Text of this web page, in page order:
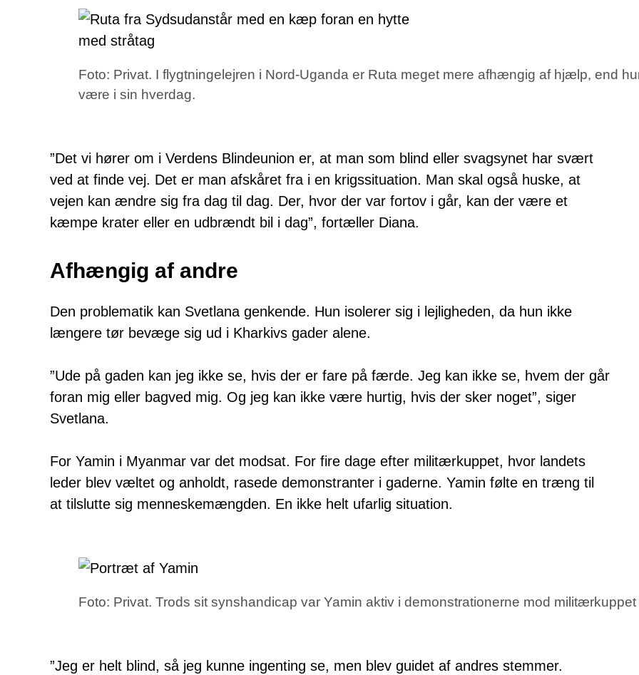
Foto: Privat. I flygtningelejren i Nord-Uganda er Ruta meget mere afhængig af hjælp, end
være i sin hverdag.
”Det vi hører om i Verdens Blindeunion er, at man som blind eller svagsynet har svært
ved at finde vej. Det er man afskåret fra i en krigssituation. Man skal også huske, at
vejen kan ændre sig fra dag til dag. Der, hvor der var fortov i går, kan der være et
kæmpe krater eller en udbrændt bil i dag”, fortæller Diana.
Afhængig af andre
Den problematik kan Svetlana genkende. Hun isolerer sig i lejligheden, da hun ikke
længere tør bevæge sig ud i Kharkivs gader alene.
”Ude på gaden kan jeg ikke se, hvis der er fare på færde. Jeg kan ikke se, hvem der går
foran mig eller bagved mig. Og jeg kan ikke være hurtig, hvis der sker noget”, siger
Svetlana.
For Yamin i Myanmar var det modsat. For fire dage efter militærkuppet, hvor landets
leder blev væltet og anholdt, rasede demonstranter i gaderne. Yamin følte en træng til
at tilslutte sig menneskemængden. En ikke helt ufarlig situation.
Foto: Privat. Trods sit synshandicap var Yamin aktiv i demonstrationerne mod militærkuppet
”Jeg er helt blind, så jeg kunne ingenting se, men blev guidet af andres stemmer.